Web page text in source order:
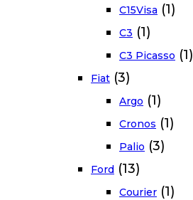
C15Visa (1)
C3 (1)
C3 Picasso (1)
Fiat (3)
Argo (1)
Cronos (1)
Palio (3)
Ford (13)
Courier (1)